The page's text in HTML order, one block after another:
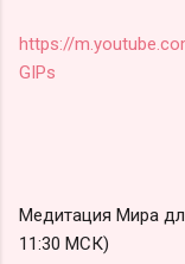
https://
GIPs
Медитация Мира
11:30 МСК)